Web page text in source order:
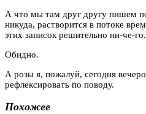
А что мы там друг другу пишем
никуда, растворится в потоке
этих записок решительно ни-че-го.
Обидно.
А розы я, пожалуй, сегодня
рефлексировать по поводу.
Похожее